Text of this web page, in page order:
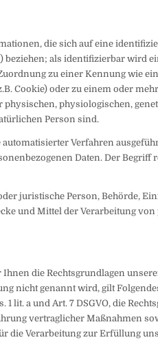
die sich auf eine
beziehen; als identifizierbar wird
zu einer Kennung wie
Cookie) oder zu einem oder
physiologischen,
Person sind.
Verfahren
Daten. Der Begriff
juristische Person, Behörde,
und Mittel der Verarbeitung
Ihnen die Rechtsgrundlagen
nicht genannt wird, gilt
lit. a und Art. 7 DSGVO, die
vertraglicher Maßnahmen
die Verarbeitung zur Erfüllung